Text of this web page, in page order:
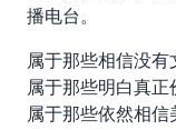
播电台。
属于那些相信没有
属于那些明白真正
属于那些依然相信